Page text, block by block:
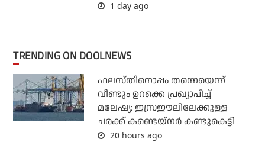
1 day ago
TRENDING ON DOOLNEWS
ഫലസ്തീനൊപ്പം തന്നെയെന്ന്
വീണ്ടും ഉറക്കെ പ്രഖ്യാപിച്ച്
മലേഷ്യ: ഇസ്രഈലിലേക്കുള്ള
ചരക്ക് കണ്ടെയ്‌നര്‍ കണ്ടുകെട്ടി
20 hours ago